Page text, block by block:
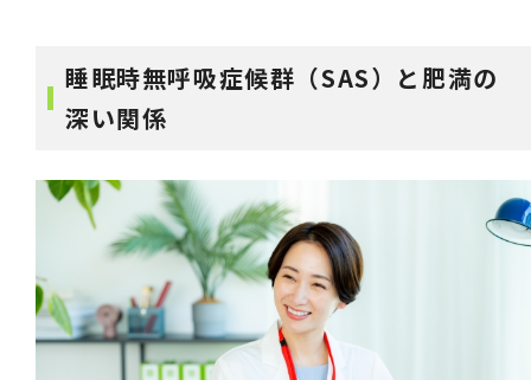
睡眠時無呼吸症候群（SAS）と肥満の
深い関係